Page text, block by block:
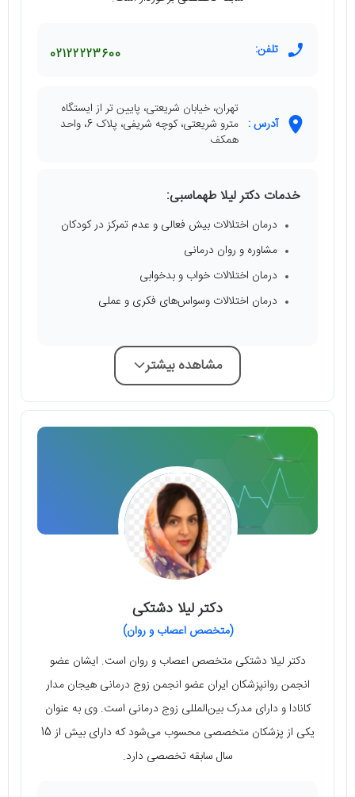
تلفن: 02122223600
آدرس :
تهران، خیابان شریعتی، پایین تر از ایستگاه
مترو شریعتی، کوچه شریفی، پلاک 6، واحد
همکف
خدمات دکتر لیلا طهماسبی:
درمان اختلالات بیش فعالی و عدم تمرکز در کودکان
مشاوره و روان درمانی
درمان اختلالات خواب و بدخوابی
درمان اختلالات وسواس‌های فکری و عملی
مشاهده بیشتر
دکتر لیلا دشتکی
(متخصص اعصاب و روان)
دکتر لیلا دشتکی متخصص اعصاب و روان است. ایشان عضو
انجمن روانپزشکان ایران عضو انجمن زوج درمانی هیجان مدار
کانادا و دارای مدرک بین‌المللی زوج درمانی است. وی به عنوان
یکی از پزشکان متخصصی محسوب می‌شود که دارای بیش از 15
سال سابقه تخصصی دارد.